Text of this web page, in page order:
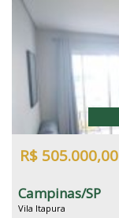
R$ 505.000,00
Campinas/SP
Vila Itapura